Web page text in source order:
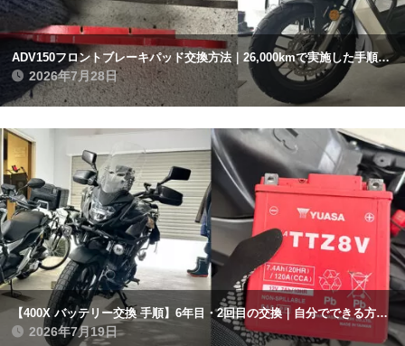
ADV150フロントブレーキパッド交換方法｜26,000kmで実施した手順と注意点まとめ
2026年7月28日
【400X バッテリー交換 手順】6年目・2回目の交換｜自分でできる方法と注意点まとめ
2026年7月19日